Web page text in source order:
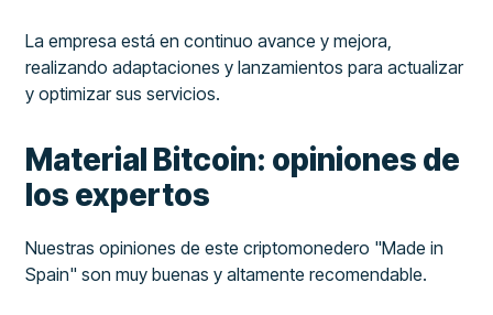
La empresa está en continuo avance y mejora,
realizando adaptaciones y lanzamientos para actualizar
y optimizar sus servicios.
Material Bitcoin: opiniones de
los expertos
Nuestras opiniones de este criptomonedero "Made in
Spain" son muy buenas y altamente recomendable.